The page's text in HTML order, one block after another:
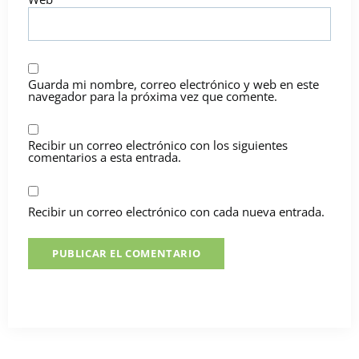
Guarda mi nombre, correo electrónico y web en este
navegador para la próxima vez que comente.
Recibir un correo electrónico con los siguientes
comentarios a esta entrada.
Recibir un correo electrónico con cada nueva entrada.